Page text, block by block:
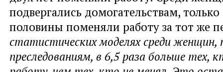
подвергались домогательствам,
половины поменяли работу за тот же
статистических моделях среди женщин,
преследованиям, в 6,5 раза больше тех,